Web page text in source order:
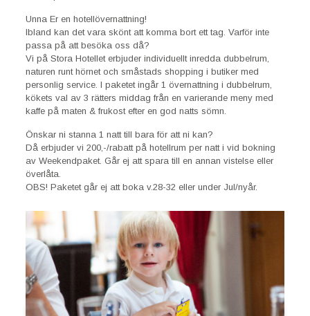
Unna Er en hotellövernattning!
Ibland kan det vara skönt att komma bort ett tag. Varför inte
passa på att besöka oss då?
Vi på Stora Hotellet erbjuder individuellt inredda dubbelrum,
naturen runt hörnet och småstads shopping i butiker med
personlig service. I paketet ingår 1 övernattning i dubbelrum,
kökets val av 3­ rätters middag från en varierande meny med
kaffe på maten & frukost efter en god natts sömn.
Önskar ni stanna 1 natt till bara för att ni kan?
Då erbjuder vi 200,-/rabatt på hotellrum per natt i vid bokning
av Weekendpaket. Går ej att spara till en annan vistelse eller
överlåta.
OBS! Paketet går ej att boka v.28-32 eller under Jul/nyår.